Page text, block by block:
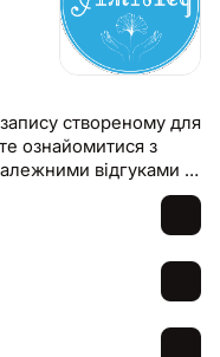
запису створеному для
ознайомитися з
відгуками ,
фахівця всього